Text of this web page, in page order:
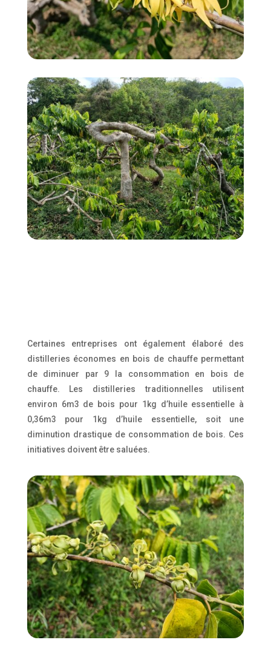
Certaines entreprises ont également élaboré des
distilleries économes en bois de chauffe permettant
de diminuer par 9 la consommation en bois de
chauffe. Les distilleries traditionnelles utilisent
environ 6m3 de bois pour 1kg d’huile essentielle à
0,36m3 pour 1kg d’huile essentielle, soit une
diminution drastique de consommation de bois. Ces
initiatives doivent être saluées.